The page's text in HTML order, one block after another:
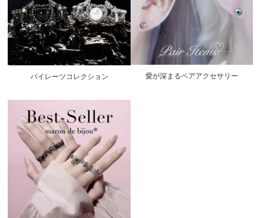
パイレーツコレクション 愛が深まるペアアクセサリー